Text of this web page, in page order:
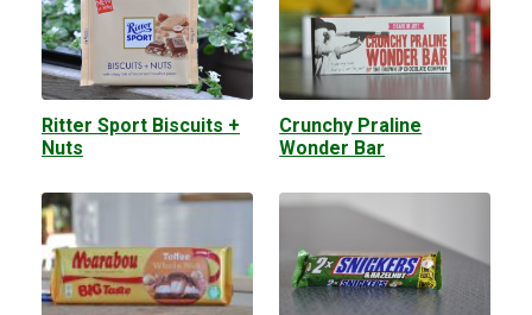
Ritter Sport Biscuits +
Nuts
Crunchy Praline
Wonder Bar